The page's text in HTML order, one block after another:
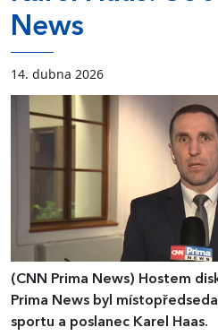
News
14. dubna 2026
(CNN Prima News) Hostem
Prima News byl
sportu a poslanec Karel Haas.